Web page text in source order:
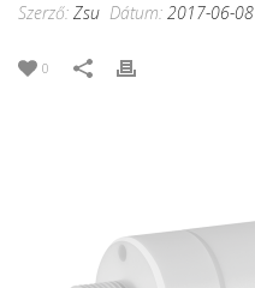
Szerző: Zsu Dátum: 2017-06-08
0